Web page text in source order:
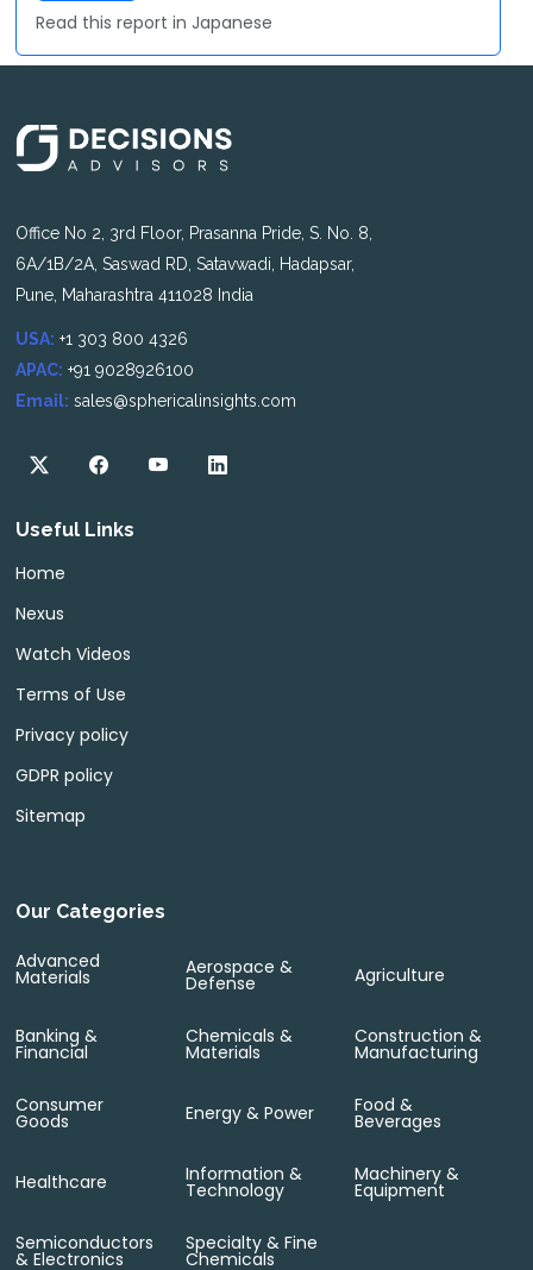
Read this report in Japanese
Office No 2, 3rd Floor, Prasanna Pride, S. No. 8,
6A/1B/2A, Saswad RD, Satavwadi, Hadapsar,
Pune, Maharashtra 411028 India
USA: +1 303 800 4326
APAC: +91 9028926100
Email: sales@sphericalinsights.com
Useful Links
Home
Nexus
Watch Videos
Terms of Use
Privacy policy
GDPR policy
Sitemap
Our Categories
Advanced
Materials Aerospace &
Defense Agriculture
Banking &
Financial
Chemicals &
Materials
Construction &
Manufacturing
Consumer
Goods Energy & Power Food &
Beverages
Healthcare Information &
Technology
Machinery &
Equipment
Semiconductors
& Electronics
Specialty & Fine
Chemicals